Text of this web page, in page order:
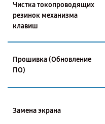
Чистка токопроводящих
резинок механизма
клавиш
Прошивка (Обновление
ПО)
Замена экрана